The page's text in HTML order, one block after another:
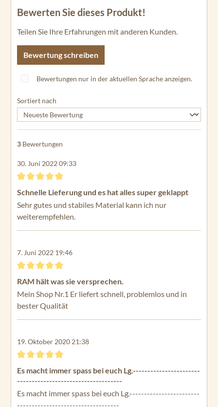
Bewerten Sie dieses Produkt!
Teilen Sie Ihre Erfahrungen mit anderen Kunden.
Bewertung schreiben
Bewertungen nur in der aktuellen Sprache anzeigen.
Sortiert nach
3 Bewertungen
30. Juni 2022 09:33
Bewertung mit 5 von 5 Sternen
Schnelle Lieferung und es hat alles super geklappt
Sehr gutes und stabiles Material kann ich nur
weiterempfehlen.
7. Juni 2022 19:46
Bewertung mit 5 von 5 Sternen
RAM hält was sie versprechen.
Mein Shop Nr.1 Er liefert schnell, problemlos und in
bester Qualität
19. Oktober 2020 21:38
Bewertung mit 5 von 5 Sternen
Es macht immer spass bei euch Lg.-----------------------
------------------------------------
Es macht immer spass bei euch Lg.------------------------
-----------------------------------